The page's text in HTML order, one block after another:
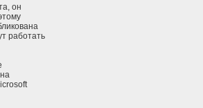
он
работать